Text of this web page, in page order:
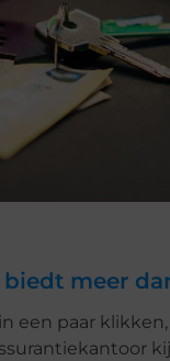
meer
een paar